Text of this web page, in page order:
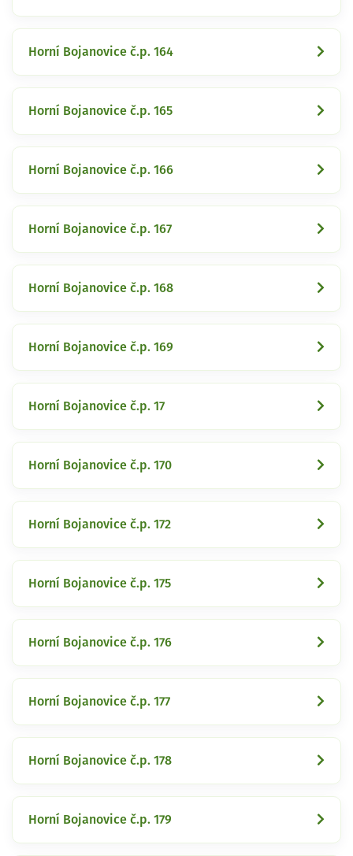
Horní Bojanovice č.p. 164
Horní Bojanovice č.p. 165
Horní Bojanovice č.p. 166
Horní Bojanovice č.p. 167
Horní Bojanovice č.p. 168
Horní Bojanovice č.p. 169
Horní Bojanovice č.p. 17
Horní Bojanovice č.p. 170
Horní Bojanovice č.p. 172
Horní Bojanovice č.p. 175
Horní Bojanovice č.p. 176
Horní Bojanovice č.p. 177
Horní Bojanovice č.p. 178
Horní Bojanovice č.p. 179